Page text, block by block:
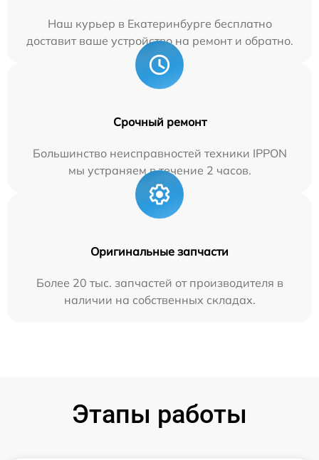
Наш курьер в Екатеринбурге бесплатно
доставит ваше устройство на ремонт и обратно.
Срочный ремонт
Большинство неисправностей техники IPPON
мы устраняем в течение 2 часов.
Оригинальные запчасти
Более 20 тыс. запчастей от производителя в
наличии на собственных складах.
Этапы работы